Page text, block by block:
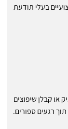
בעלי תודעת
או קבלן שיפוצים
רגעים ספורים.